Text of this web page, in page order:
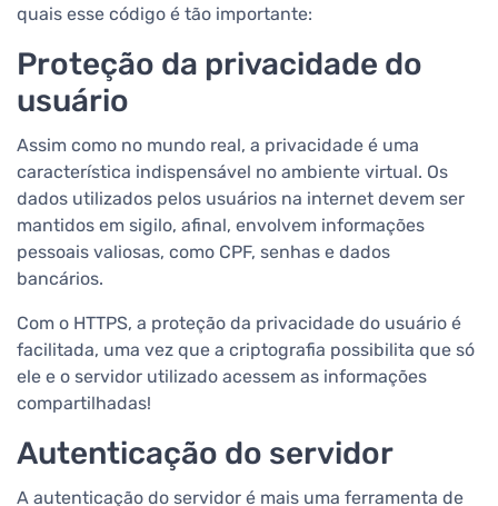
quais esse código é tão importante:
Proteção da privacidade do
usuário
Assim como no mundo real, a privacidade é uma
característica indispensável no ambiente virtual. Os
dados utilizados pelos usuários na internet devem ser
mantidos em sigilo, afinal, envolvem informações
pessoais valiosas, como CPF, senhas e dados
bancários.
Com o HTTPS, a proteção da privacidade do usuário é
facilitada, uma vez que a criptografia possibilita que só
ele e o servidor utilizado acessem as informações
compartilhadas!
Autenticação do servidor
A autenticação do servidor é mais uma ferramenta de